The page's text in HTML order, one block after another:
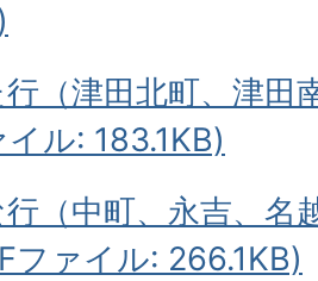
（津田北町、津田
ル: 183.1KB)
（中町、永吉、名
ファイル: 266.1KB)